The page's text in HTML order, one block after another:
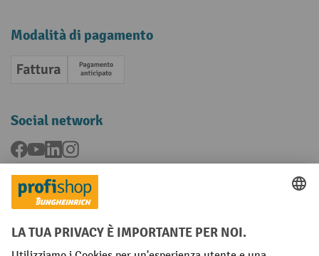
Modalità di pagamento
Fattura Pagamento anticipato
Social network
Facebook
YouTubeLinkedInInstagram
Condizioni Generali di Vendita
Dichiarazione di protezione dei dati Impronta